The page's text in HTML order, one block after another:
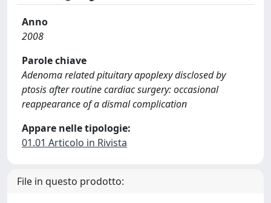
Anno
2008
Parole chiave
Adenoma related pituitary apoplexy disclosed by
ptosis after routine cardiac surgery: occasional
reappearance of a dismal complication
Appare nelle tipologie:
01.01 Articolo in Rivista
File in questo prodotto: